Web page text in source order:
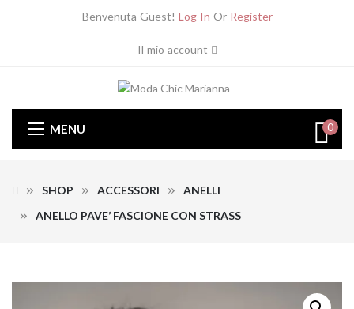
Benvenuta Guest! Log In Or Register
Il mio account
MENU 0
SHOP ACCESSORI
ANELLI
ANELLO PAVE’ FASCIONE CON STRASS